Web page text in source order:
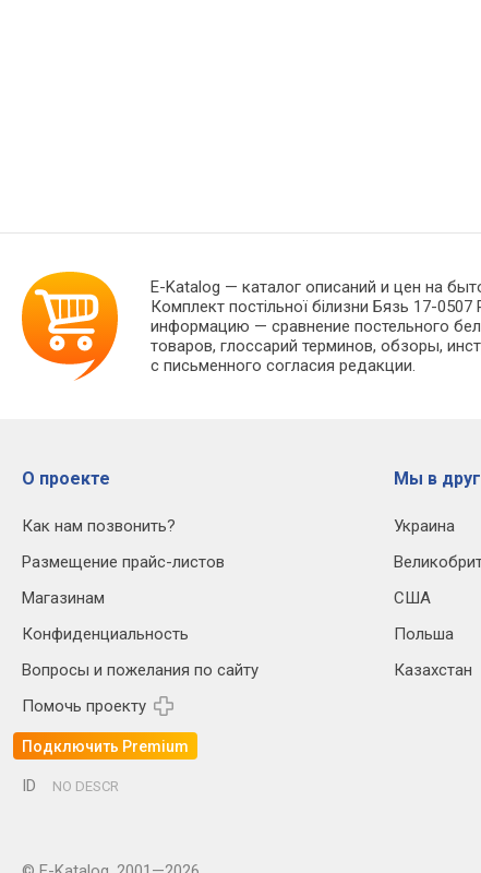
E-Katalog — каталог описаний и цен на
Комплект постільної білизни Бязь 17-
информацию — сравнение постельного
товаров, глоссарий терминов, обзоры,
с письменного согласия редакции.
О проекте
Как нам позвонить?
Размещение прайс-листов
Магазинам
Конфиденциальность
Вопросы и пожелания по сайту
Помочь проекту
Подключить Premium
Мы в
Украина
США
Польша
Казахстан
ID NO DESCR